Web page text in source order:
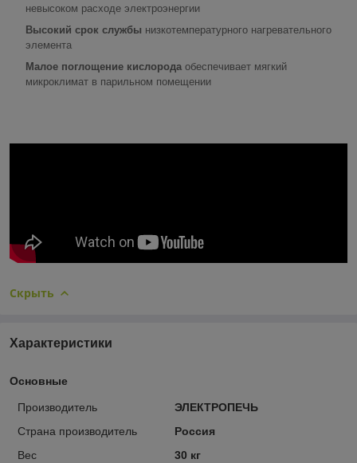
невысоком расходе электроэнергии
Высокий срок службы низкотемпературного нагревательного
элемента
Малое поглощение кислорода обеспечивает мягкий
микроклимат в парильном помещении
Скрыть
Характеристики
Основные
Производитель
ЭЛЕКТРОПЕЧЬ
Страна производитель
Россия
Вес
30 кг